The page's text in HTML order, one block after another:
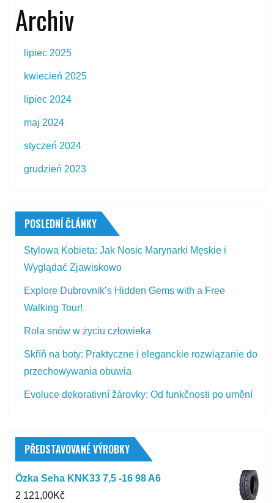
Archiv
lipiec 2025
kwiecień 2025
lipiec 2024
maj 2024
styczeń 2024
grudzień 2023
POSLEDNÍ ČLÁNKY
Stylowa Kobieta: Jak Nosic Marynarki Męskie i
Wyglądać Zjawiskowo
Explore Dubrovnik’s Hidden Gems with a Free
Walking Tour!
Rola snów w życiu człowieka
Skříň na boty: Praktyczne i eleganckie rozwiązanie do
przechowywania obuwia
Evoluce dekorativní žárovky: Od funkčnosti po umění
PŘEDSTAVOVANÉ VÝROBKY
Özka Seha KNK33 7,5 -16 98 A6
2 121,00Kč